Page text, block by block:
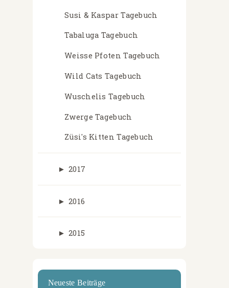
Susi & Kaspar Tagebuch
Tabaluga Tagebuch
Weisse Pfoten Tagebuch
Wild Cats Tagebuch
Wuschelis Tagebuch
Zwerge Tagebuch
Züsi's Kitten Tagebuch
► 2017
► 2016
► 2015
Neueste Beiträge